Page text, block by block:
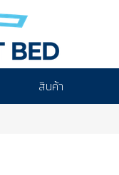
สินค้า